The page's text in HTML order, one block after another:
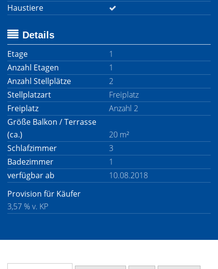
Haustiere
Details
Etage
1
Anzahl Etagen
1
Anzahl Stellplätze
2
Stellplatzart
Freiplatz
Freiplatz
Anzahl 2
Größe Balkon / Terrasse
(ca.)
20 m²
Schlafzimmer
3
Badezimmer
1
verfügbar ab
10.08.2018
Provision für Käufer
3,57 % v. KP